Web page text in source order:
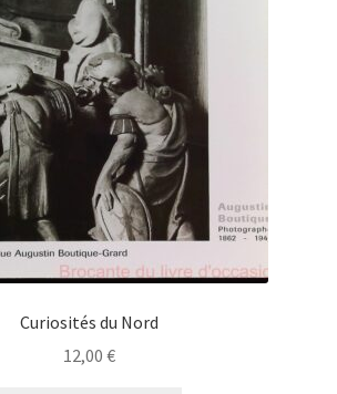
Curiosités du Nord
12,00 €